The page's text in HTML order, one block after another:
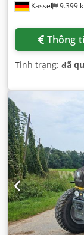
Kassel 9.399
Thông
Tình trạng: đã